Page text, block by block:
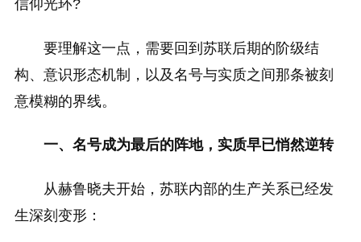
信仰光环?
要理解这一点，需要回到苏联后期的阶级结
构、意识形态机制，以及名号与实质之间那条被刻
意模糊的界线。
一、名号成为最后的阵地，实质早已悄然逆转
从赫鲁晓夫开始，苏联内部的生产关系已经发
生深刻变形：